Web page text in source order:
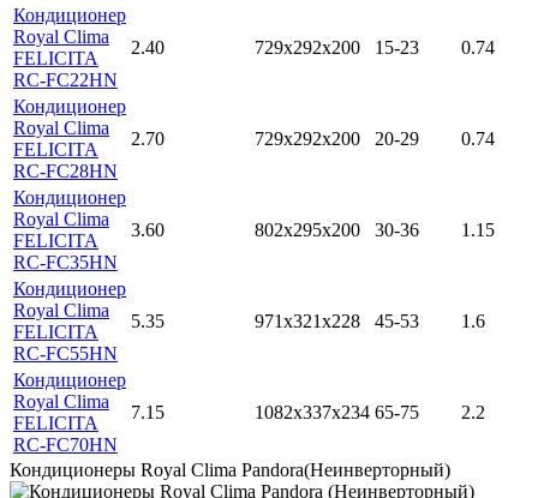
Кондиционер
Royal Clima
FELICITA
RC-FC22HN
2.40 729x292x200 15-23 0.74
Кондиционер
Royal Clima
FELICITA
RC-FC28HN
2.70 729x292x200 20-29 0.74
Кондиционер
Royal Clima
FELICITA
RC-FC35HN
3.60 802x295x200 30-36 1.15
Кондиционер
Royal Clima
FELICITA
RC-FC55HN
5.35 971x321x228 45-53 1.6
Кондиционер
Royal Clima
FELICITA
RC-FC70HN
7.15 1082x337x234 65-75 2.2
Кондиционеры Royal Clima Pandora(Неинверторный)